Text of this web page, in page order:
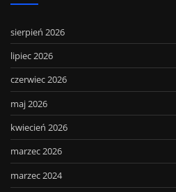
sierpień 2026
lipiec 2026
czerwiec 2026
maj 2026
kwiecień 2026
marzec 2026
marzec 2024